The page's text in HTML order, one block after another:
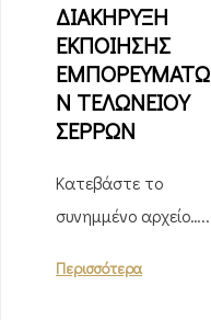
ΔΙΑΚΗΡΥΞΗ
ΕΚΠΟΙΗΣΗΣ
ΕΜΠΟΡΕΥΜΑΤΩ
Ν ΤΕΛΩΝΕΙΟΥ
ΣΕΡΡΩΝ
Κατεβάστε το
συνημμένο αρχείο…..
Περισσότερα